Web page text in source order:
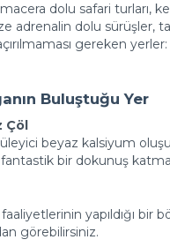
macera dolu safari
adrenalin dolu sürüşler,
gereken yerler:
Buluştuğu Yer
Çöl
beyaz kalsiyum
bir dokunuş
faaliyetlerinin yapıldığı
görebilirsiniz.